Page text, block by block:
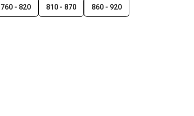
760 - 820 810 - 870 860 - 920